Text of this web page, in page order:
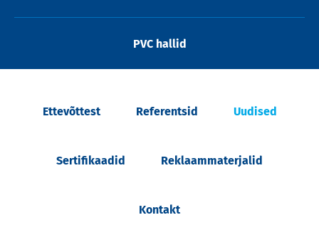
PVC hallid
Ettevõttest Referentsid Uudised
Sertifikaadid Reklaammaterjalid
Kontakt